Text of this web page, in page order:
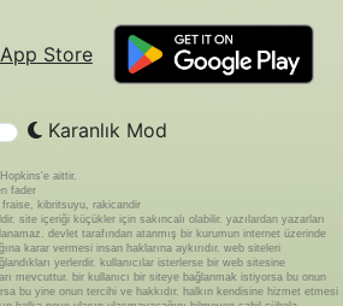
Karanlık Mod
aittir.
fader
kibritsuyu, rakicandir
site içeriği küçükler için sakıncalı olabilir. yazılardan yazarları
devlet tarafından atanmış bir kurumun internet üzerinde
karar vermesi insan haklarına aykırıdır. web siteleri
yerlerdir. kullanıcılar isterlerse bir web sitesine
mevcuttur. bir kullanıcı bir siteye bağlanmak istiyorsa bu onun
bu yine onun tercihi ve hakkıdır. halkın kendisine hizmet etmesi